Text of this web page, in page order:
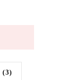
(3)